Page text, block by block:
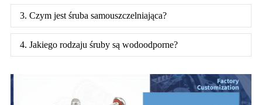
3. Czym jest śruba samouszczelniająca?
4. Jakiego rodzaju śruby są wodoodporne?